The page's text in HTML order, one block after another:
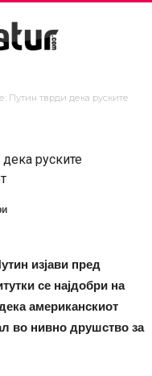
Путин тврди дека руските
руските
изјави пред
се најдобри на
американскиот
во нивно друшство за